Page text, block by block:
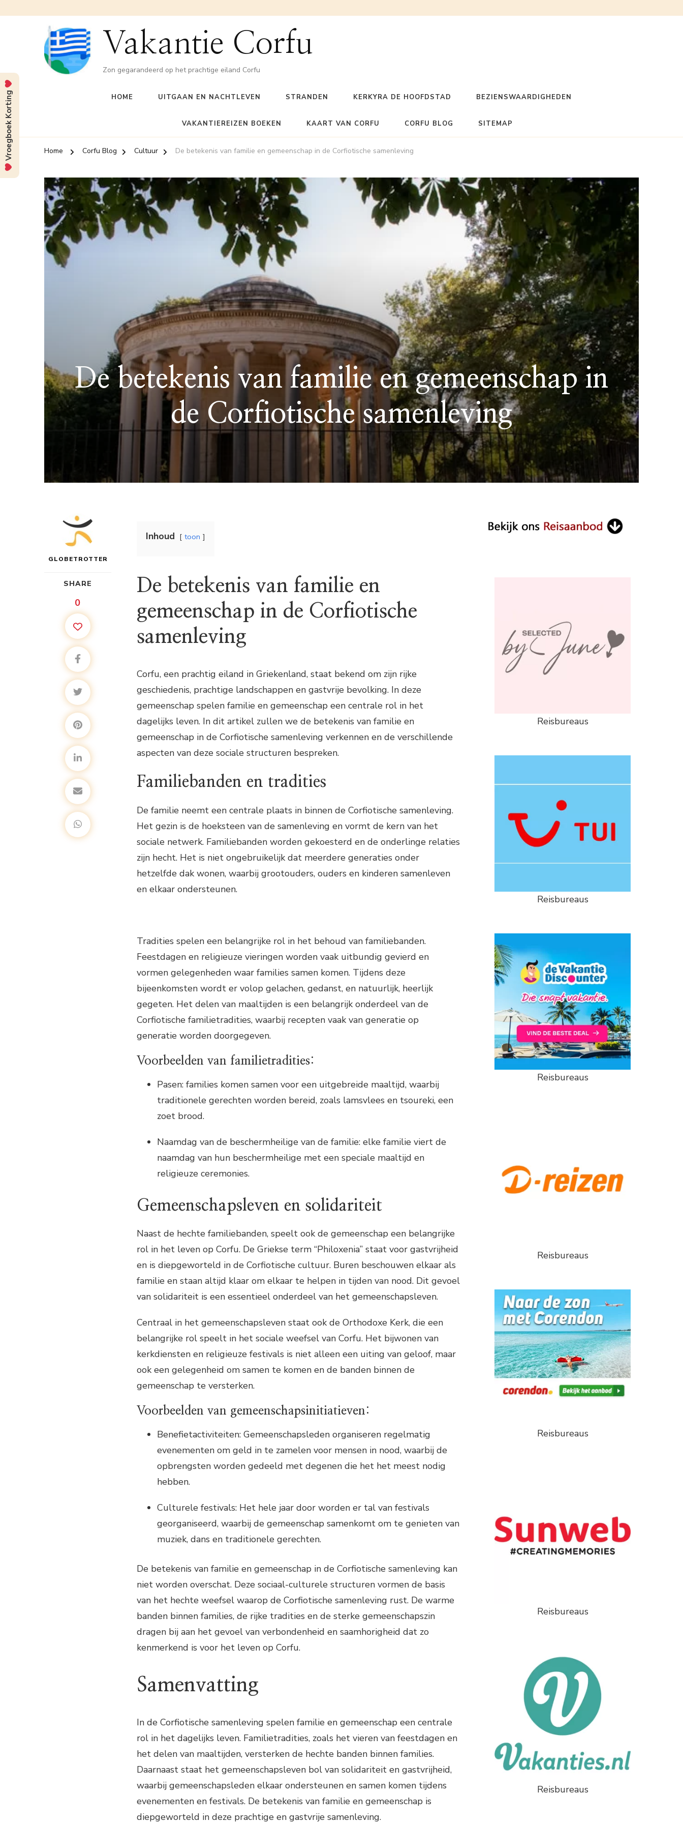
Vakantie Corfu
Zon gegarandeerd op het prachtige eiland Corfu
HOME UITGAAN EN NACHTLEVEN STRANDEN KERKYRA DE HOOFDSTAD BEZIENSWAARDIGHEDEN
VAKANTIEREIZEN BOEKEN KAART VAN CORFU CORFU BLOG SITEMAP
Home Corfu Blog Cultuur De betekenis van familie en gemeenschap in de Corfiotische samenleving
De betekenis van familie en gemeenschap in
de Corfiotische samenleving
GLOBETROTTER
SHARE
0
Inhoud toon
De betekenis van familie en
gemeenschap in de Corfiotische
samenleving
Corfu, een prachtig eiland in Griekenland, staat bekend om zijn rijke
geschiedenis, prachtige landschappen en gastvrije bevolking. In deze
gemeenschap spelen familie en gemeenschap een centrale rol in het
dagelijks leven. In dit artikel zullen we de betekenis van familie en
gemeenschap in de Corfiotische samenleving verkennen en de verschillende
aspecten van deze sociale structuren bespreken.
Familiebanden en tradities
De familie neemt een centrale plaats in binnen de Corfiotische samenleving.
Het gezin is de hoeksteen van de samenleving en vormt de kern van het
sociale netwerk. Familiebanden worden gekoesterd en de onderlinge relaties
zijn hecht. Het is niet ongebruikelijk dat meerdere generaties onder
hetzelfde dak wonen, waarbij grootouders, ouders en kinderen samenleven
en elkaar ondersteunen.
Tradities spelen een belangrijke rol in het behoud van familiebanden.
Feestdagen en religieuze vieringen worden vaak uitbundig gevierd en
vormen gelegenheden waar families samen komen. Tijdens deze
bijeenkomsten wordt er volop gelachen, gedanst, en natuurlijk, heerlijk
gegeten. Het delen van maaltijden is een belangrijk onderdeel van de
Corfiotische familietradities, waarbij recepten vaak van generatie op
generatie worden doorgegeven.
Voorbeelden van familietradities:
Pasen: families komen samen voor een uitgebreide maaltijd, waarbij
traditionele gerechten worden bereid, zoals lamsvlees en tsoureki, een
zoet brood.
Naamdag van de beschermheilige van de familie: elke familie viert de
naamdag van hun beschermheilige met een speciale maaltijd en
religieuze ceremonies.
Gemeenschapsleven en solidariteit
Naast de hechte familiebanden, speelt ook de gemeenschap een belangrijke
rol in het leven op Corfu. De Griekse term “Philoxenia” staat voor gastvrijheid
en is diepgeworteld in de Corfiotische cultuur. Buren beschouwen elkaar als
familie en staan altijd klaar om elkaar te helpen in tijden van nood. Dit gevoel
van solidariteit is een essentieel onderdeel van het gemeenschapsleven.
Centraal in het gemeenschapsleven staat ook de Orthodoxe Kerk, die een
belangrijke rol speelt in het sociale weefsel van Corfu. Het bijwonen van
kerkdiensten en religieuze festivals is niet alleen een uiting van geloof, maar
ook een gelegenheid om samen te komen en de banden binnen de
gemeenschap te versterken.
Voorbeelden van gemeenschapsinitiatieven:
Benefietactiviteiten: Gemeenschapsleden organiseren regelmatig
evenementen om geld in te zamelen voor mensen in nood, waarbij de
opbrengsten worden gedeeld met degenen die het het meest nodig
hebben.
Culturele festivals: Het hele jaar door worden er tal van festivals
georganiseerd, waarbij de gemeenschap samenkomt om te genieten van
muziek, dans en traditionele gerechten.
De betekenis van familie en gemeenschap in de Corfiotische samenleving kan
niet worden overschat. Deze sociaal-culturele structuren vormen de basis
van het hechte weefsel waarop de Corfiotische samenleving rust. De warme
banden binnen families, de rijke tradities en de sterke gemeenschapszin
dragen bij aan het gevoel van verbondenheid en saamhorigheid dat zo
kenmerkend is voor het leven op Corfu.
Samenvatting
In de Corfiotische samenleving spelen familie en gemeenschap een centrale
rol in het dagelijks leven. Familietradities, zoals het vieren van feestdagen en
het delen van maaltijden, versterken de hechte banden binnen families.
Daarnaast staat het gemeenschapsleven bol van solidariteit en gastvrijheid,
waarbij gemeenschapsleden elkaar ondersteunen en samen komen tijdens
evenementen en festivals. De betekenis van familie en gemeenschap is
diepgeworteld in deze prachtige en gastvrije samenleving.
Reisbureaus
Reisbureaus
Reisbureaus
Reisbureaus
Reisbureaus
Reisbureaus
Reisbureaus
Vroegboek Korting